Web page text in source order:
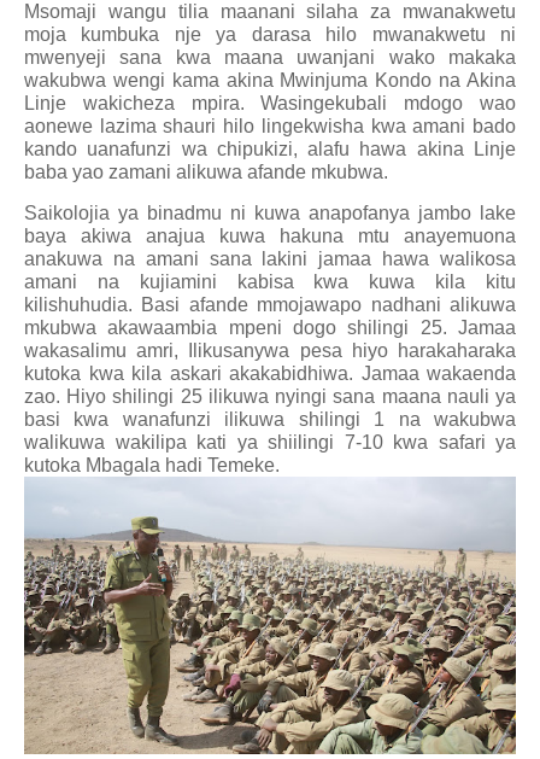
Msomaji wangu tilia maanani silaha za mwanakwetu
moja kumbuka nje ya darasa hilo mwanakwetu ni
mwenyeji sana kwa maana uwanjani wako makaka
wakubwa wengi kama akina Mwinjuma Kondo na Akina
Linje wakicheza mpira. Wasingekubali mdogo wao
aonewe lazima shauri hilo lingekwisha kwa amani bado
kando uanafunzi wa chipukizi, alafu hawa akina Linje
baba yao zamani alikuwa afande mkubwa.
Saikolojia ya binadmu ni kuwa anapofanya jambo lake
baya akiwa anajua kuwa hakuna mtu anayemuona
anakuwa na amani sana lakini jamaa hawa walikosa
amani na kujiamini kabisa kwa kuwa kila kitu
kilishuhudia. Basi afande mmojawapo nadhani alikuwa
mkubwa akawaambia mpeni dogo shilingi 25. Jamaa
wakasalimu amri, Ilikusanywa pesa hiyo harakaharaka
kutoka kwa kila askari akakabidhiwa. Jamaa wakaenda
zao. Hiyo shilingi 25 ilikuwa nyingi sana maana nauli ya
basi kwa wanafunzi ilikuwa shilingi 1 na wakubwa
walikuwa wakilipa kati ya shiilingi 7-10 kwa safari ya
kutoka Mbagala hadi Temeke.